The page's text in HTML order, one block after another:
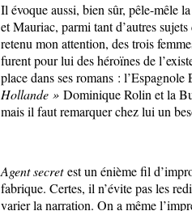
Il évoque aussi, bien sûr, pêle-mêle
et Mauriac, parmi tant d’autres
retenu mon attention, des trois
furent pour lui des héroïnes de
place dans ses romans :
Hollande » Dominique Rolin et la
mais il faut remarquer chez lui un
Agent secretest un énième fil
fabrique. Certes, il n’évite pas les
varier la narration. On a même